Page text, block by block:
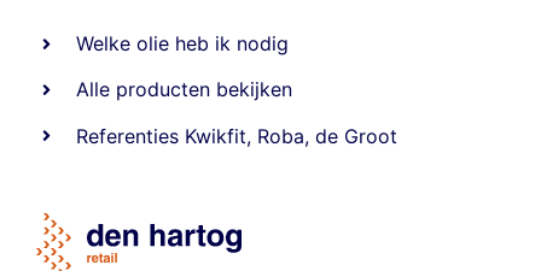
Welke olie heb ik nodig
Alle producten bekijken
Referenties Kwikfit, Roba,de Groot